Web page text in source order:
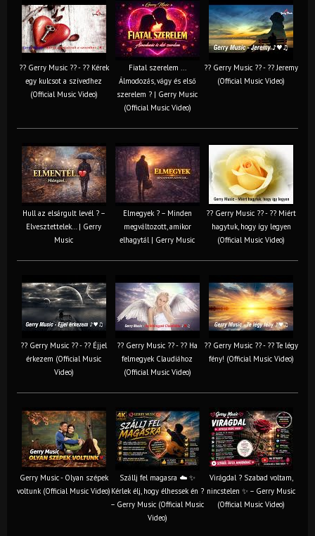
?? Gerry Music ?? - ?? Kérek
egy kulcsot a szívedhez
(Official Music Video)
Fiatal szerelem ...
Álmodozás, vágy és első
szerelem ? | Gerry Music
(Official Music Video)
?? Gerry Music ?? - ?? Jeremy
(Official Music Video)
Hull az elsárgult levél ? –
Elvesztettelek… | Gerry
Music
Elmegyek ? – Minden
megváltozott, amikor
elhagytál | Gerry Music
?? Gerry Music ?? - ?? Miért
hagytuk, hogy így legyen
(Official Music Video)
?? Gerry Music ?? - ?? Éjjel
érkezem (Official Music
Video)
?? Gerry Music ?? - ?? Ha
felmegyek Claudiához
(Official Music Video)
?? Gerry Music ?? - ?? Te légy
fény! (Official Music Video)
Gerry Music - Olyan szépek
voltunk (Official Music Video)
Szállj fel magasra ☁️ ✨
Kérlek élj, hogy élhessek én ?
– Gerry Music (Official Music
Video)
Virágdal ? Szabad voltam,
nincstelen ✨ – Gerry Music
(Official Music Video)